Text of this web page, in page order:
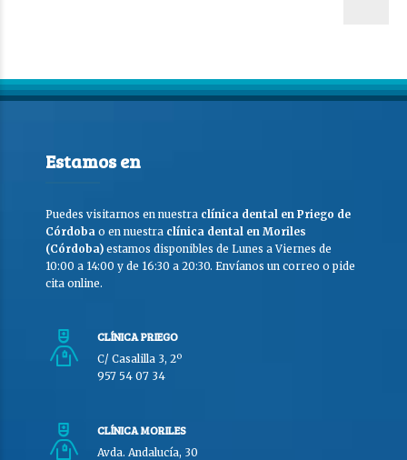
Estamos en
Puedes visitarnos en nuestra clínica dental en Priego de
Córdoba o en nuestra clínica dental en Moriles
(Córdoba) estamos disponibles de Lunes a Viernes de
10:00 a 14:00 y de 16:30 a 20:30. Envíanos un correo o pide
cita online.
CLÍNICA PRIEGO
C/ Casalilla 3, 2º
957 54 07 34
CLÍNICA MORILES
Avda. Andalucía, 30